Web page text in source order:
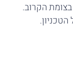
הקרוב.